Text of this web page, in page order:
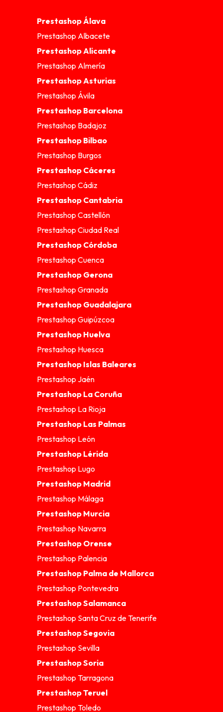
Prestashop Álava
Prestashop Albacete
Prestashop Alicante
Prestashop Almería
Prestashop Asturias
Prestashop Ávila
Prestashop Barcelona
Prestashop Badajoz
Prestashop Bilbao
Prestashop Burgos
Prestashop Cáceres
Prestashop Cádiz
Prestashop Cantabria
Prestashop Castellón
Prestashop Ciudad Real
Prestashop Córdoba
Prestashop Cuenca
Prestashop Gerona
Prestashop Granada
Prestashop Guadalajara
Prestashop Guipúzcoa
Prestashop Huelva
Prestashop Huesca
Prestashop Islas Baleares
Prestashop Jaén
Prestashop La Coruña
Prestashop La Rioja
Prestashop Las Palmas
Prestashop León
Prestashop Lérida
Prestashop Lugo
Prestashop Madrid
Prestashop Málaga
Prestashop Murcia
Prestashop Navarra
Prestashop Orense
Prestashop Palencia
Prestashop Palma de Mallorca
Prestashop Pontevedra
Prestashop Salamanca
Prestashop Santa Cruz de Tenerife
Prestashop Segovia
Prestashop Sevilla
Prestashop Soria
Prestashop Tarragona
Prestashop Teruel
Prestashop Toledo